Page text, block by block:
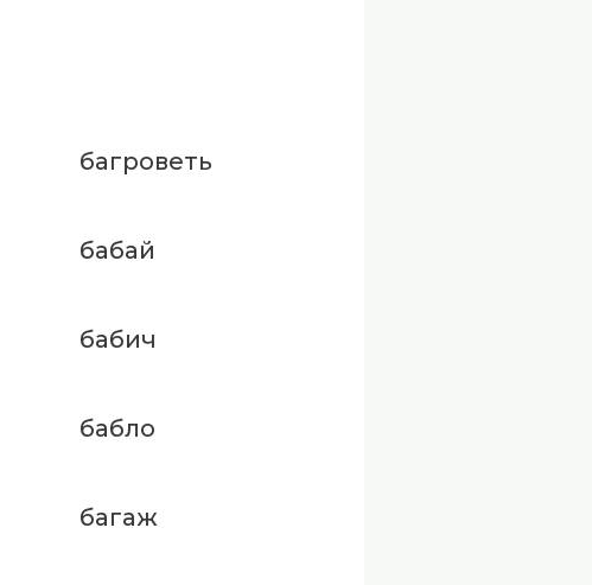
багроветь
бабай
бабич
бабло
багаж